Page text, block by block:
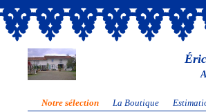
Notre sélection La Boutique